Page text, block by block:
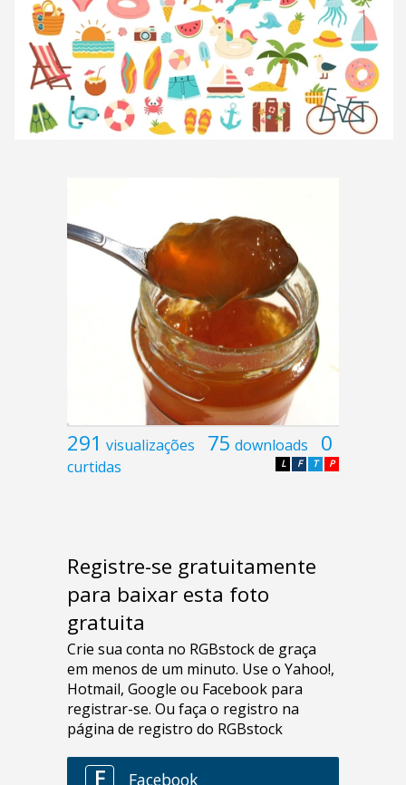
291 visualizações 75 downloads 0
curtidas P
T
F
L
Registre-se gratuitamente
para baixar esta foto
gratuita